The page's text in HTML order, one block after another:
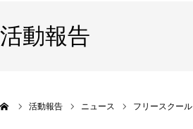
活動報告
活動報告 ニュース フリースクー